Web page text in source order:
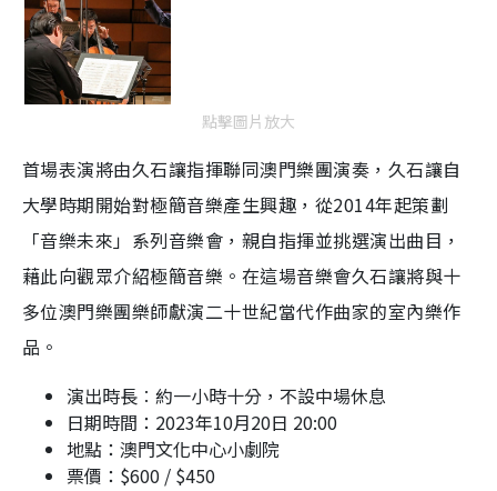
點擊圖片放大
首場表演將由久石讓指揮聯同澳門樂團演奏，久石讓自
大學時期開始對極簡音樂產生興趣，從2014年起策劃
「音樂未來」系列音樂會，親自指揮並挑選演出曲目，
藉此向觀眾介紹極簡音樂。在這場音樂會久石讓將與十
多位澳門樂團樂師獻演二十世紀當代作曲家的室內樂作
品。
演出時長︰約一小時十分，不設中場休息
日期時間：2023年10月20日 20:00
地點：澳門文化中心小劇院
票價：$600 / $450